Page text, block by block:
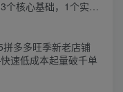
个核心基础，1个实操
拼多多旺季新老店铺
速低成本起量破千单